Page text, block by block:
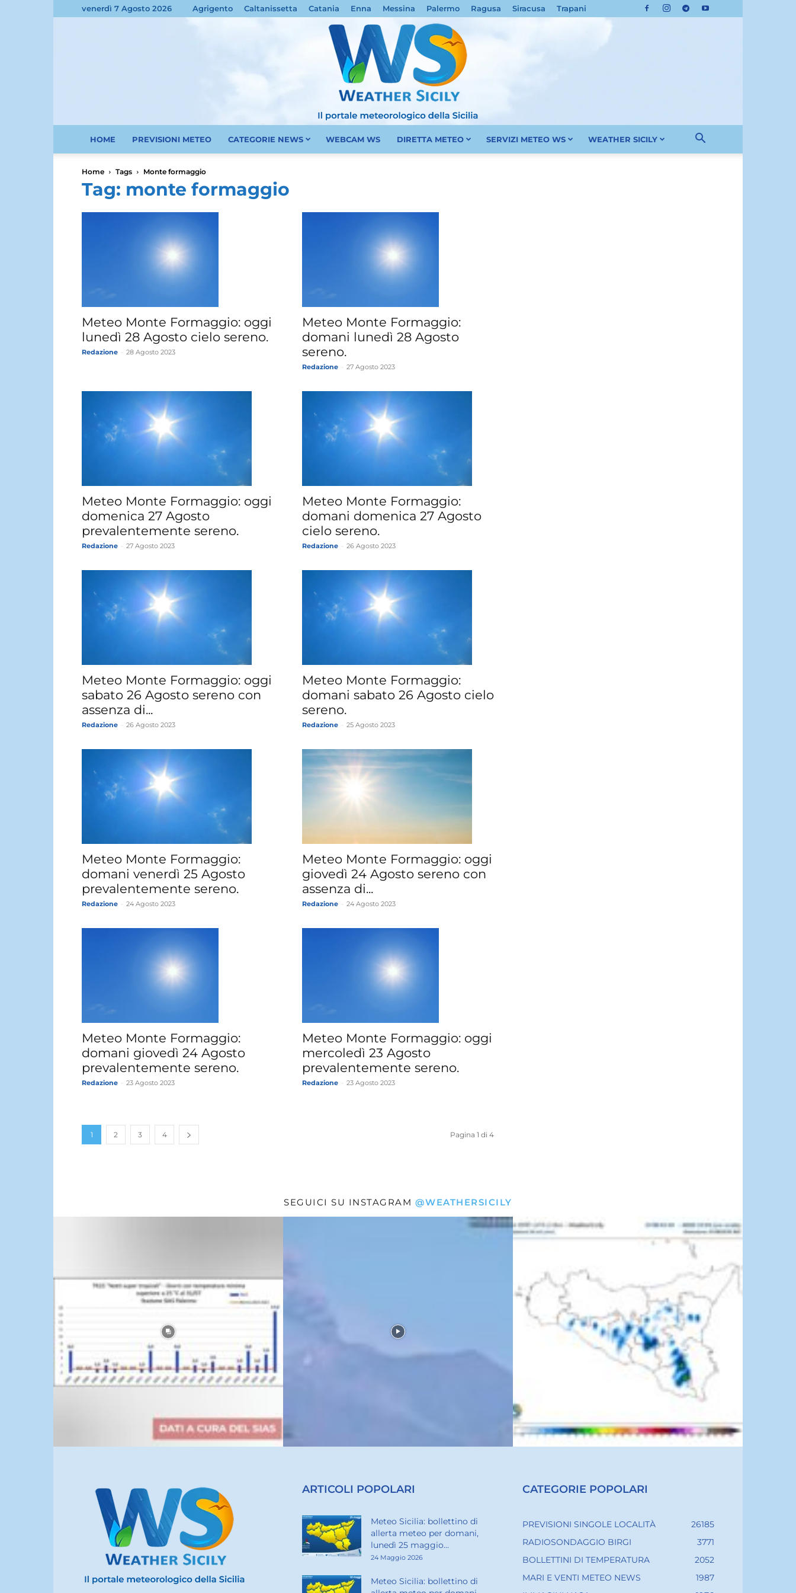
venerdì 7 Agosto 2026 Agrigento Caltanissetta Catania Enna Messina Palermo Ragusa Siracusa Trapani
Sicilia
»
Weather
HOME PREVISIONI METEO CATEGORIE NEWS WEBCAM WS DIRETTA METEO SERVIZI METEO WS WEATHER SICILY
Home Tags Monte formaggio
Tag: monte formaggio
Meteo Monte Formaggio: oggi
lunedì 28 Agosto cielo sereno.
Redazione 28 Agosto 2023
Meteo Monte Formaggio:
domani lunedì 28 Agosto
sereno.
Redazione 27 Agosto 2023
Meteo Monte Formaggio: oggi
domenica 27 Agosto
prevalentemente sereno.
Redazione 27 Agosto 2023
Meteo Monte Formaggio:
domani domenica 27 Agosto
cielo sereno.
Redazione 26 Agosto 2023
Meteo Monte Formaggio: oggi
sabato 26 Agosto sereno con
assenza di...
Redazione 26 Agosto 2023
Meteo Monte Formaggio:
domani sabato 26 Agosto cielo
sereno.
Redazione 25 Agosto 2023
Meteo Monte Formaggio:
domani venerdì 25 Agosto
prevalentemente sereno.
Redazione 24 Agosto 2023
Meteo Monte Formaggio: oggi
giovedì 24 Agosto sereno con
assenza di...
Redazione 24 Agosto 2023
Meteo Monte Formaggio:
domani giovedì 24 Agosto
prevalentemente sereno.
Redazione 23 Agosto 2023
Meteo Monte Formaggio: oggi
mercoledì 23 Agosto
prevalentemente sereno.
Redazione 23 Agosto 2023
1 2 3 4 Pagina 1 di 4
SEGUICI SU INSTAGRAM @WEATHERSICILY
ARTICOLI POPOLARI
Meteo Sicilia: bollettino di
allerta meteo per domani,
lunedì 25 maggio...
24 Maggio 2026
Meteo Sicilia: bollettino di
CATEGORIE POPOLARI
PREVISIONI SINGOLE LOCALITÀ
26185
RADIOSONDAGGIO BIRGI
3771
BOLLETTINI DI TEMPERATURA
2052
MARI E VENTI METEO NEWS
1987